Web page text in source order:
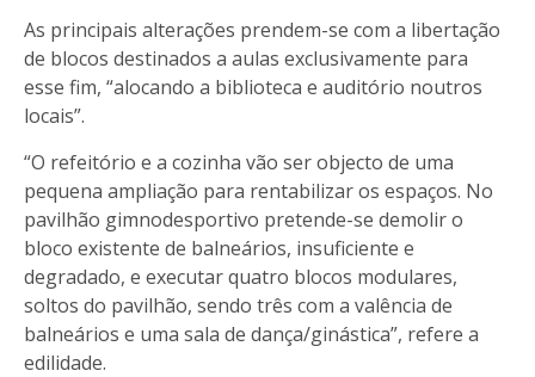
As principais alterações prendem-se com a libertação
de blocos destinados a aulas exclusivamente para
esse fim, “alocando a biblioteca e auditório noutros
locais”.
“O refeitório e a cozinha vão ser objecto de uma
pequena ampliação para rentabilizar os espaços. No
pavilhão gimnodesportivo pretende-se demolir o
bloco existente de balneários, insuficiente e
degradado, e executar quatro blocos modulares,
soltos do pavilhão, sendo três com a valência de
balneários e uma sala de dança/ginástica”, refere a
edilidade.